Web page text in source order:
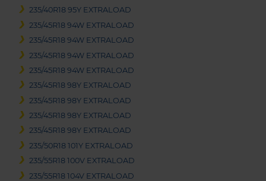
235/40R18 95Y EXTRALOAD
235/45R18 94W EXTRALOAD
235/45R18 94W EXTRALOAD
235/45R18 94W EXTRALOAD
235/45R18 94W EXTRALOAD
235/45R18 98Y EXTRALOAD
235/45R18 98Y EXTRALOAD
235/45R18 98Y EXTRALOAD
235/45R18 98Y EXTRALOAD
235/50R18 101Y EXTRALOAD
235/55R18 100V EXTRALOAD
235/55R18 104V EXTRALOAD